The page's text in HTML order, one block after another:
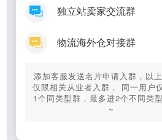
独立站卖家交流群
物流海外仓对接群
添加客服发送名片申请入群，以
仅限相关从业者入群， 同一用户
1个同类型群，最多进2个不同类
~